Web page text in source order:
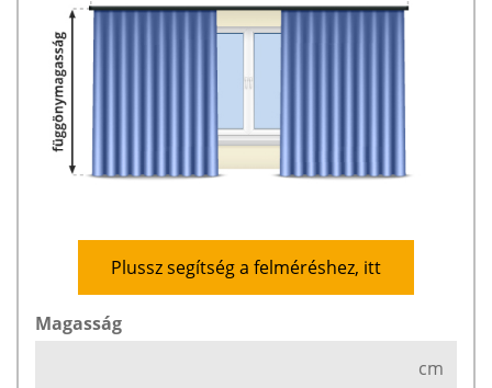
Plussz segítség a felméréshez, itt
Magasság
cm